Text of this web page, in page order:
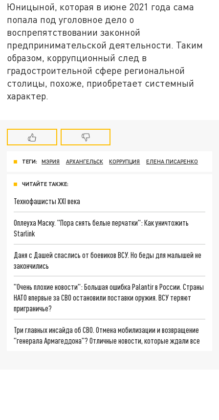
Юницыной, которая в июне 2021 года сама
попала под уголовное дело о
воспрепятствовании законной
предпринимательской деятельности. Таким
образом, коррупционный след в
градостроительной сфере региональной
столицы, похоже, приобретает системный
характер.
ТЕГИ: МЭРИЯ АРХАНГЕЛЬСК КОРРУПЦИЯ ЕЛЕНА ПИСАРЕНКО
ЧИТАЙТЕ ТАКЖЕ:
Технофашисты XXI века
Оплеуха Маску. "Пора снять белые перчатки": Как уничтожить
Starlink
Даня с Дашей спаслись от боевиков ВСУ. Но беды для малышей не
закончились
"Очень плохие новости": Большая ошибка Palantir в России. Страны
НАТО впервые за СВО остановили поставки оружия. ВСУ теряют
приграничье?
Три главных инсайда об СВО. Отмена мобилизации и возвращение
"генерала Армагеддона"? Отличные новости, которые ждали все